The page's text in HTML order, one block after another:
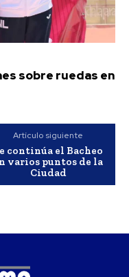
sobre ruedas en
Artículo siguiente
continúa el Bacheo
varios puntos de la
Ciudad